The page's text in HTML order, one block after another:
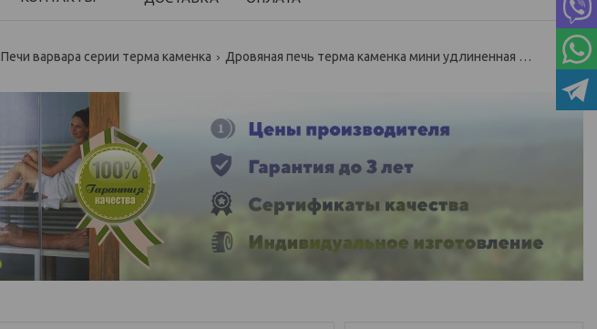
Печи варвара серии терма каменка Дровяная печь терма каменка мини удлиненная топка